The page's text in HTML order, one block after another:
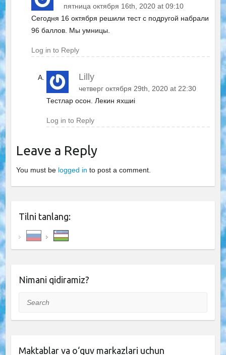
пятница октября 16th, 2020 at 09:10
Сегодня 16 октября решили тест с подругой набрали
96 баллов. Мы умницы.
Log in to Reply
Lilly
четверг октября 29th, 2020 at 22:30
Тестлар осон. Лекин яхшиi
Log in to Reply
Leave a Reply
You must be logged in to post a comment.
Tilni tanlang:
Nimani qidiramiz?
Search
Maktablar va o‘quv markazlari uchun